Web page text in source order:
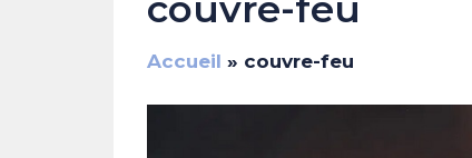
Accueil » couvre-feu